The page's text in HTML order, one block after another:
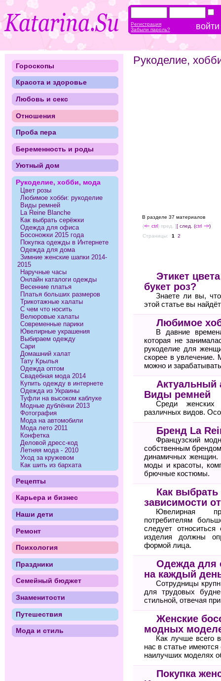
Рукоделие,
В разделе 37 материалов
(<-- ctrl) пред. ][ след. (ctrl --> )
Страницы:
1 2
Этикет
букет роз?
Знаете ли вы,
этой статье вы
Любимое
В давние
которая не
рукоделие для
скорее в увлечение.
можно и
Актуальный
Виды ремней
Среди женских
различных видов.
Бренд La
Французский
собственным
динамичных женщин.
моды и красоты,
брючные костюмы.
Как
зависимости
Ювелирная
потребителям
следует
изделия должны
формой лица.
Одежда для
на каждый
Сотрудницы
для трудовых
стильной, отвечая
Женские
модных
Как лучше всего
нас в статье
наилучших моделях
Покупка
Гороскопы
Красота и здоровье
Любовь и секс
Отношения
Проба пера
Беременность и роды
Уютный дом
Рукоделие, хобби, мода
Цвет розы
Любимое хобби: рукоделие
Виды ремней
La Reine Blanche
Как выбрать серёжки
Одежда для офиса
Босоножки 2015 года
Покупка одежды в Интернете
Одежда для дома
Зимние женские шапки 2014-
2015
Наручные часы
Онлайн каталоги одежды
Весенние платья
Платья больших размеров
Трикотажные халаты
С чем что носить
Велюровые халаты
Современные парики
Ювелирные украшения
Выбираем одежду
Сари
Домашний халат
Тату Крылья
Одежда оптом
Свадебная мода 2014
Купить одежду в интернете
Одежда из Украины
Туфли на высоком каблуке
Модные дублёнки 2013
Фотография
Мода на автомобили
Мода лето 2011
Конфетка
Деловой дресс-код
Летняя мода - 2010
Уход за кружевом
Как шить из бархата
Рецепты
Карьера и бизнес
Наши дети
Ремонт
Психология
Праздники
Семейный бюджет
Знаменитости
Путешествия
Мода и стиль
Регистрация
Забыли пароль?